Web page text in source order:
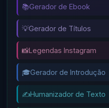
📚Gerador de Ebook
💡Gerador de Títulos
📸Legendas Instagram
🎓Gerador de Introdução
✍️Humanizador de Texto